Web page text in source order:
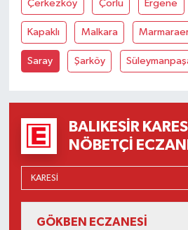
Çerkezköy Çorlu Ergene
Kapaklı Malkara
Saray Şarköy
BALIKESIR KARESI
NÖBETÇI
GÖKBEN ECZANESİ
Manyas
OLAY
Resmi İlanlar
SAĞLIK
Savaştepe
SEYAHAT